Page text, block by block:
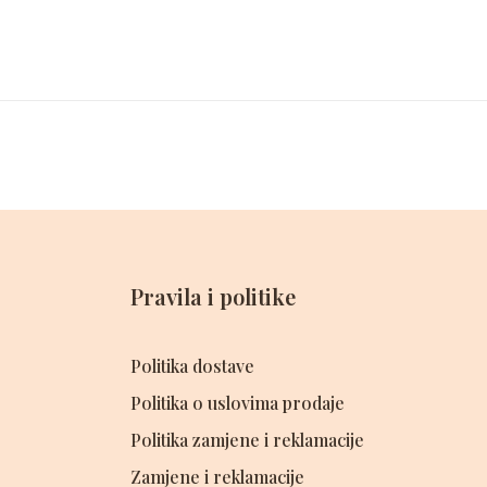
Pravila i politike
Politika dostave
Politika o uslovima prodaje
Politika zamjene i reklamacije
Zamjene i reklamacije